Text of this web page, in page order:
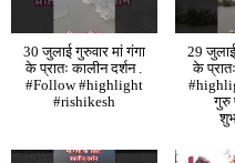
30 जुलाई गुरुवार मां गंगा
के प्रातः कालीन दर्शन .
#Follow #highlight
#rishikesh
29 जुलाई
के
गुरु